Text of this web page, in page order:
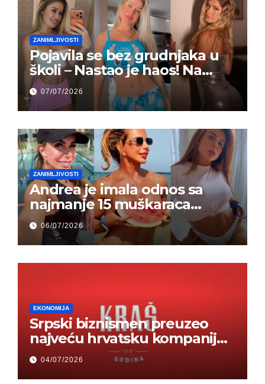
ZANIMLJIVOSTI
Pojavila se bez grudnjaka u
školi – Nastao je haos! Na
grupi je majke napale (FOTO)
07/07/2026
ZANIMLJIVOSTI
Andrea je imala odnos sa
najmanje 15 muškaraca
odjednom – „Doktor mi je
rekao…“ (FOTO)
06/07/2026
EKONOMIJA
Srpski biznismen preuzeo
najveću hrvatsku kompaniju i
ponos zemlje – Hrvati ne
mogu da veruju
04/07/2026